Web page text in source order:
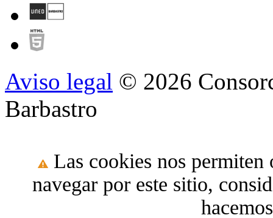
Aviso legal © 2026
Barbastro
Las cookies nos permiten
navegar por este sitio,